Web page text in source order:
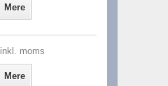
Mere
inkl. moms
Mere